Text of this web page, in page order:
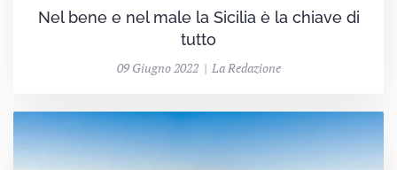
Nel bene e nel male la Sicilia è la chiave di
tutto
09 Giugno 2022 | La Redazione